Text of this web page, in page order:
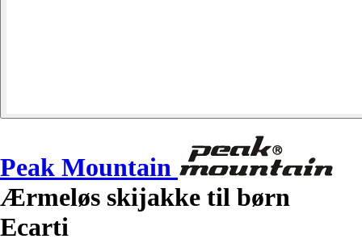
Peak Mountain
Ærmeløs skijakke til børn
Ecarti